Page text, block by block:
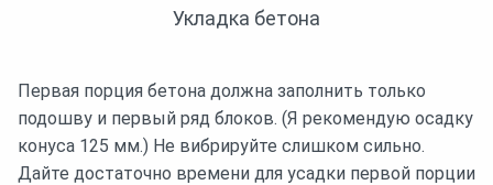
Укладка бетона
Первая порция бетона должна заполнить только
подошву и первый ряд блоков. (Я рекомендую осадку
конуса 125 мм.) Не вибрируйте слишком сильно.
Дайте достаточно времени для усадки первой порции